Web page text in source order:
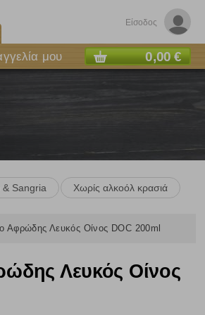
Είσοδος
μου 0,00 €
& Sangria Χωρίς αλκοόλ κρασιά
Λευκός Οίνος DOC 200ml
Λευκός Οίνος